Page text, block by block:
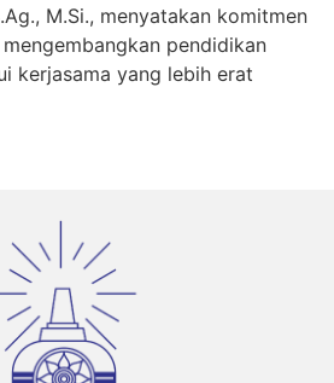
M.Si., menyatakan komitmen
pendidikan
kerjasama yang lebih erat